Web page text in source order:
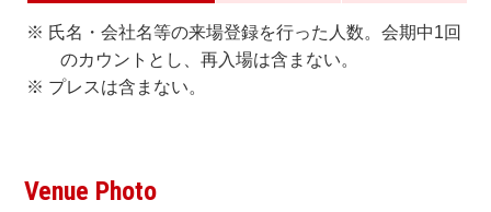
※ 氏名・会社名等の来場登録を行った人数。会期中1回
のカウントとし、再入場は含まない。
※ プレスは含まない。
Venue Photo